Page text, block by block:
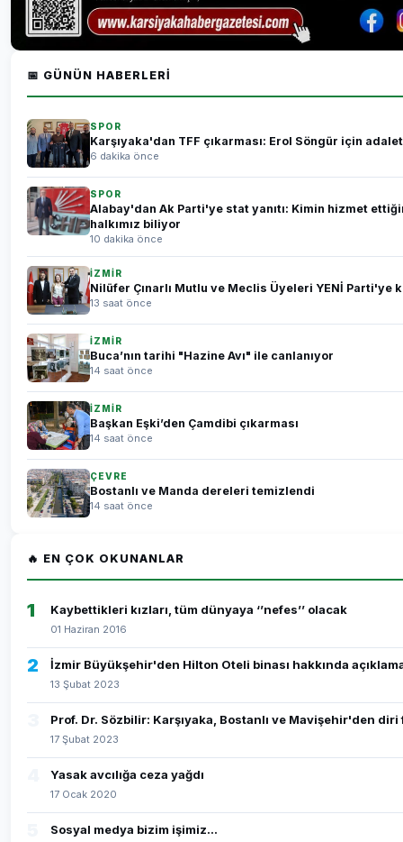
📅 GÜNÜN HABERLERI
SPOR
Karşıyaka'dan TFF çıkarması: Erol Söngür için
6 dakika önce
SPOR
Alabay'dan Ak Parti'ye stat yanıtı: Kimin hizmet
halkımız biliyor
10 dakika önce
İZMİR
Nilüfer Çınarlı Mutlu ve Meclis Üyeleri YENİ Parti'ye
13 saat önce
İZMİR
Buca’nın tarihi "Hazine Avı" ile canlanıyor
14 saat önce
İZMİR
Başkan Eşki’den Çamdibi çıkarması
14 saat önce
ÇEVRE
Bostanlı ve Manda dereleri temizlendi
14 saat önce
🔥 EN ÇOK OKUNANLAR
1 Kaybettikleri kızları, tüm dünyaya ‘’nefes’’ olacak
01 Haziran 2016
2 İzmir Büyükşehir'den Hilton Oteli binası hakkında
13 Şubat 2023
Prof. Dr. Sözbilir: Karşıyaka, Bostanlı ve Mavişehir'den
17 Şubat 2023
Yasak avcılığa ceza yağdı
17 Ocak 2020
Sosyal medya bizim işimiz...